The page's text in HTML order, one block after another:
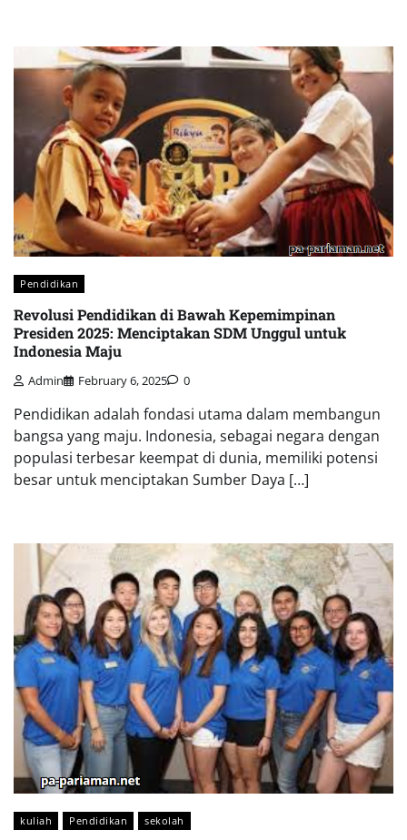
Pendidikan
Revolusi Pendidikan di Bawah Kepemimpinan
Presiden 2025: Menciptakan SDM Unggul untuk
Indonesia Maju
Admin February 6, 2025 0
Pendidikan adalah fondasi utama dalam membangun
bangsa yang maju. Indonesia, sebagai negara dengan
populasi terbesar keempat di dunia, memiliki potensi
besar untuk menciptakan Sumber Daya […]
kuliah Pendidikan sekolah